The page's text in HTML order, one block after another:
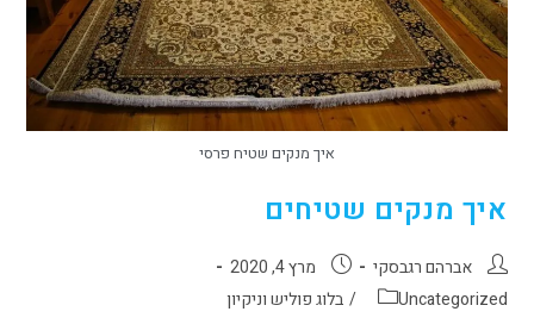
איך מנקים שטיח פרסי
איך מנקים שטיחים
אברהם רגבסקי
מרץ 4, 2020
Uncategorized
/ בלוג פוליש וניקיון